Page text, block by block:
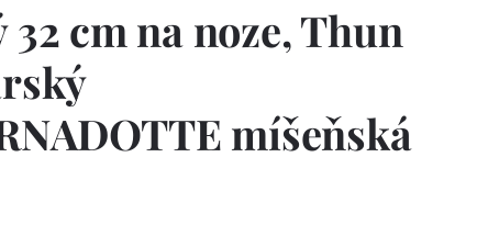
cm na noze, Thun
míšeňská